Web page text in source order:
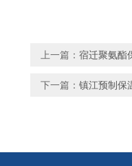
上一篇： 宿迁聚氨酯
下一篇： 镇江预制保